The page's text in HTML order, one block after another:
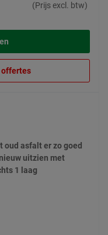
(Prijs excl. btw)
offertes
oud asfalt er zo goed
uitzien met
1 laag